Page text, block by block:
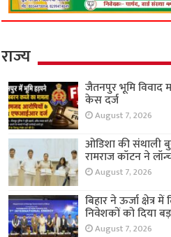
राज्य
जैतनपुर भूमि
केस दर्ज
August 7, 2026
ओडिशा की संथाली
रामराज कॉटन ने
August 7, 2026
बिहार ने ऊर्जा
निवेशकों को दिया
August 7, 2026